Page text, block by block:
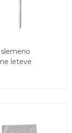
slemeno
leteve